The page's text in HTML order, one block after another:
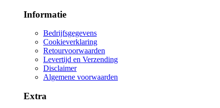
Informatie
Bedrijfsgegevens
Cookieverklaring
Retourvoorwaarden
Levertijd en Verzending
Disclaimer
Algemene voorwaarden
Extra